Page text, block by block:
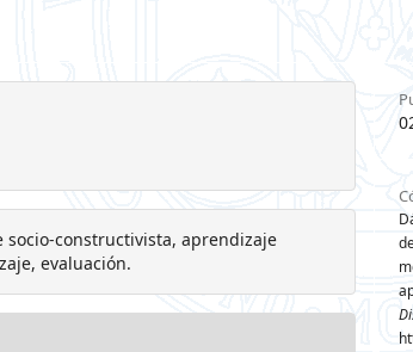
constructivista, aprendizaje
evaluación.